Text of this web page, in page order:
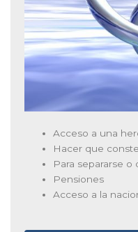
Acceso a una
Hacer que
Para separarse o
Pensiones
Acceso a la